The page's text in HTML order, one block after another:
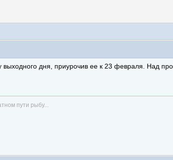
выходного дня, приурочив ее к 23 февраля. Над
пути рыбу...